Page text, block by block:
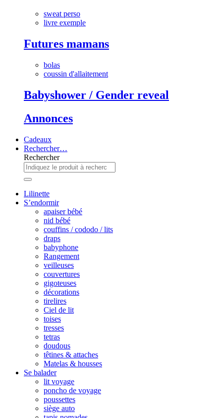
sweat perso
livre exemple
Futures mamans
bolas
coussin d'allaitement
Babyshower / Gender reveal
Annonces
Cadeaux
Rechercher…
Rechercher
Lilinette
S’endormir
apaiser bébé
nid bébé
couffins / cododo / lits
draps
babyphone
Rangement
veilleuses
couvertures
gigoteuses
décorations
tirelires
Ciel de lit
toises
tresses
tetras
doudous
têtines & attaches
Matelas & housses
Se balader
lit voyage
poncho de voyage
poussettes
siège auto